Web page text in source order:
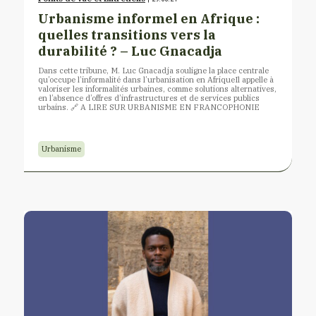
Urbanisme informel en Afrique :
quelles transitions vers la
durabilité ? – Luc Gnacadja
Dans cette tribune, M. Luc Gnacadja souligne la place centrale
qu’occupe l’informalité dans l’urbanisation en AfriqueIl appelle à
valoriser les informalités urbaines, comme solutions alternatives,
en l’absence d’offres d’infrastructures et de services publics
urbains. 🔗 A LIRE SUR URBANISME EN FRANCOPHONIE
Urbanisme